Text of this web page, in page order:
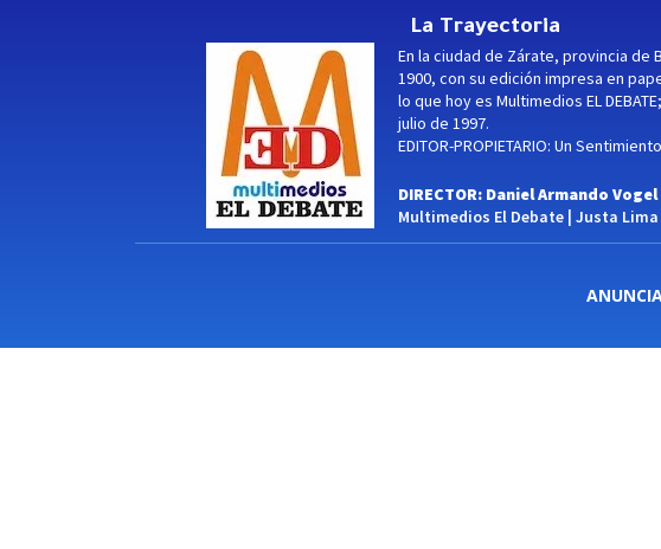
La Trayectoria
En la ciudad de Zárate, provincia de
1900, con su edición impresa en
lo que hoy es Multimedios EL
julio de 1997.
EDITOR-PROPIETARIO: Un
DIRECTOR: Daniel Armando Vogel
Multimedios El Debate | Justa Lima